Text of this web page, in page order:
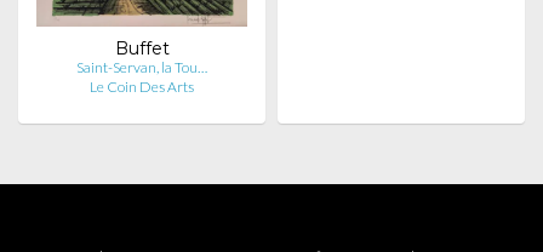
Buffet
Saint-Servan, la Tou…
Le Coin Des Arts